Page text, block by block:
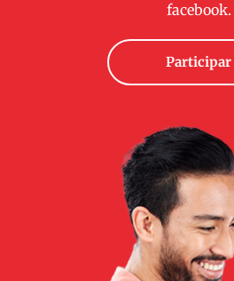
facebook.
Participar